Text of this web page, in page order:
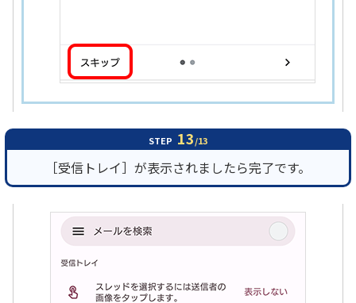
STEP 13/13
［受信トレイ］が表示されましたら完了です。